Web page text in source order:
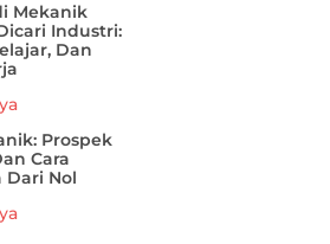
Mekanik
Industri:
Dan
Prospek
Cara
Dari Nol